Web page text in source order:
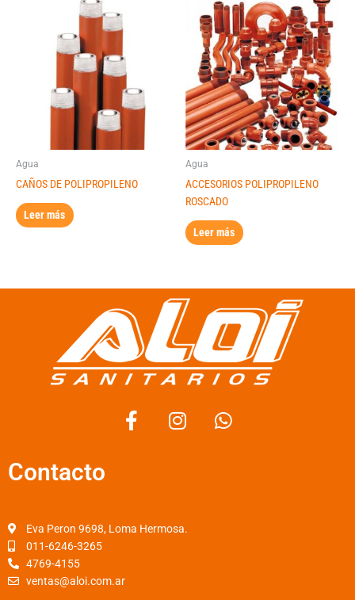
Agua
CAÑOS DE POLIPROPILENO
Leer más
Agua
ACCESORIOS POLIPROPILENO
ROSCADO
Leer más
F
a
o
I
n
r
W
h
Contacto
Eva Peron 9698, Loma Hermosa.
011-6246-3265
4769-4155
ventas@aloi.com.ar